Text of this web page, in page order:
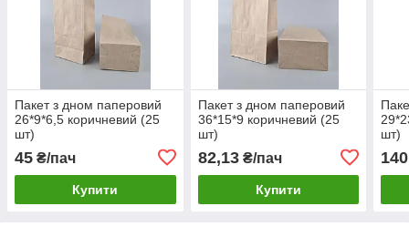
Пакет з дном паперовий
26*9*6,5 коричневий (25
шт)
45 ₴/пач
Купити
Пакет з дном паперовий
36*15*9 коричневий (25
шт)
82,13₴/пач
Купити
шт)